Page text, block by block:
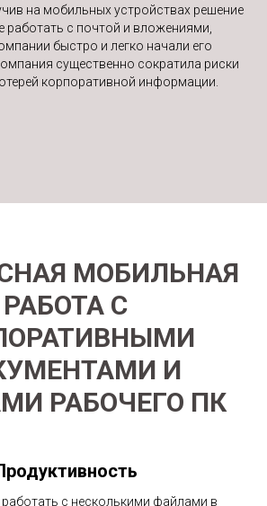
на мобильных устройствах решение
с почтой и вложениями,
быстро и легко начали его
существенно сократила риски
корпоративной информации.
МОБИЛЬНАЯ
РАБОТА С
И
РАБОЧЕГО ПК
с несколькими файлами в